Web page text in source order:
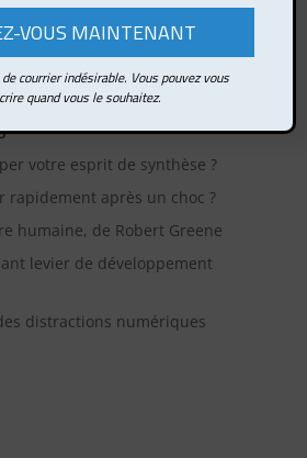
pour réduire les indésirables.
façon dont les données de vos
traitées.
votre esprit de synthèse ?
rapidement après un choc ?
humaine, de Robert Greene
levier de développement
distractions numériques
courrier indésirable. Vous pouvez vous
quand vous le souhaitez.